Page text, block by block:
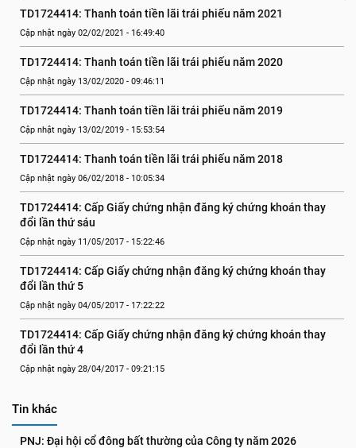
TD1724414: Thanh toán tiền lãi trái phiếu năm 2021
Cập nhật ngày 02/02/2021 - 16:49:40
TD1724414: Thanh toán tiền lãi trái phiếu năm 2020
Cập nhật ngày 13/02/2020 - 09:46:11
TD1724414: Thanh toán tiền lãi trái phiếu năm 2019
Cập nhật ngày 13/02/2019 - 15:53:54
TD1724414: Thanh toán tiền lãi trái phiếu năm 2018
Cập nhật ngày 06/02/2018 - 10:05:34
TD1724414: Cấp Giấy chứng nhận đăng ký chứng khoán thay
đổi lần thứ sáu
Cập nhật ngày 11/05/2017 - 15:22:46
TD1724414: Cấp Giấy chứng nhận đăng ký chứng khoán thay
đổi lần thứ 5
Cập nhật ngày 04/05/2017 - 17:22:22
TD1724414: Cấp Giấy chứng nhận đăng ký chứng khoán thay
đổi lần thứ 4
Cập nhật ngày 28/04/2017 - 09:21:15
Tin khác
PNJ: Đại hội cổ đông bất thường của Công ty năm 2026